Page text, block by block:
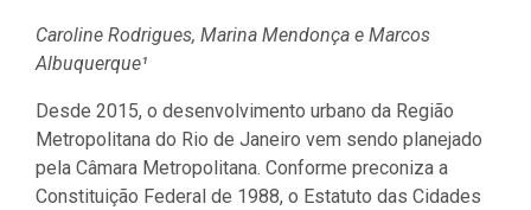
Caroline Rodrigues, Marina Mendonça e Marcos
Albuquerque¹
Desde 2015, o desenvolvimento urbano da Região
Metropolitana do Rio de Janeiro vem sendo planejado
pela Câmara Metropolitana. Conforme preconiza a
Constituição Federal de 1988, o Estatuto das Cidades